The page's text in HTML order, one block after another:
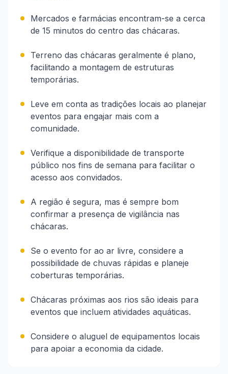
Mercados e farmácias encontram-se a cerca
de 15 minutos do centro das chácaras.
Terreno das chácaras geralmente é plano,
facilitando a montagem de estruturas
temporárias.
Leve em conta as tradições locais ao planejar
eventos para engajar mais com a
comunidade.
Verifique a disponibilidade de transporte
público nos fins de semana para facilitar o
acesso aos convidados.
A região é segura, mas é sempre bom
confirmar a presença de vigilância nas
chácaras.
Se o evento for ao ar livre, considere a
possibilidade de chuvas rápidas e planeje
coberturas temporárias.
Chácaras próximas aos rios são ideais para
eventos que incluem atividades aquáticas.
Considere o aluguel de equipamentos locais
para apoiar a economia da cidade.